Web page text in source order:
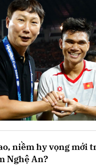
niềm hy vọng mới
Nghệ An?